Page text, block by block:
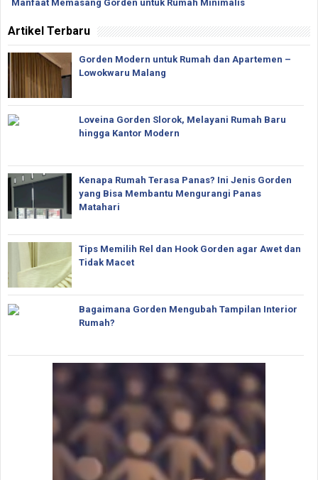
Manfaat Memasang Gorden untuk Rumah Minimalis
Artikel Terbaru
Gorden Modern untuk Rumah dan Apartemen –
Lowokwaru Malang
Loveina Gorden Slorok, Melayani Rumah Baru
hingga Kantor Modern
Kenapa Rumah Terasa Panas? Ini Jenis Gorden
yang Bisa Membantu Mengurangi Panas
Matahari
Tips Memilih Rel dan Hook Gorden agar Awet dan
Tidak Macet
Bagaimana Gorden Mengubah Tampilan Interior
Rumah?